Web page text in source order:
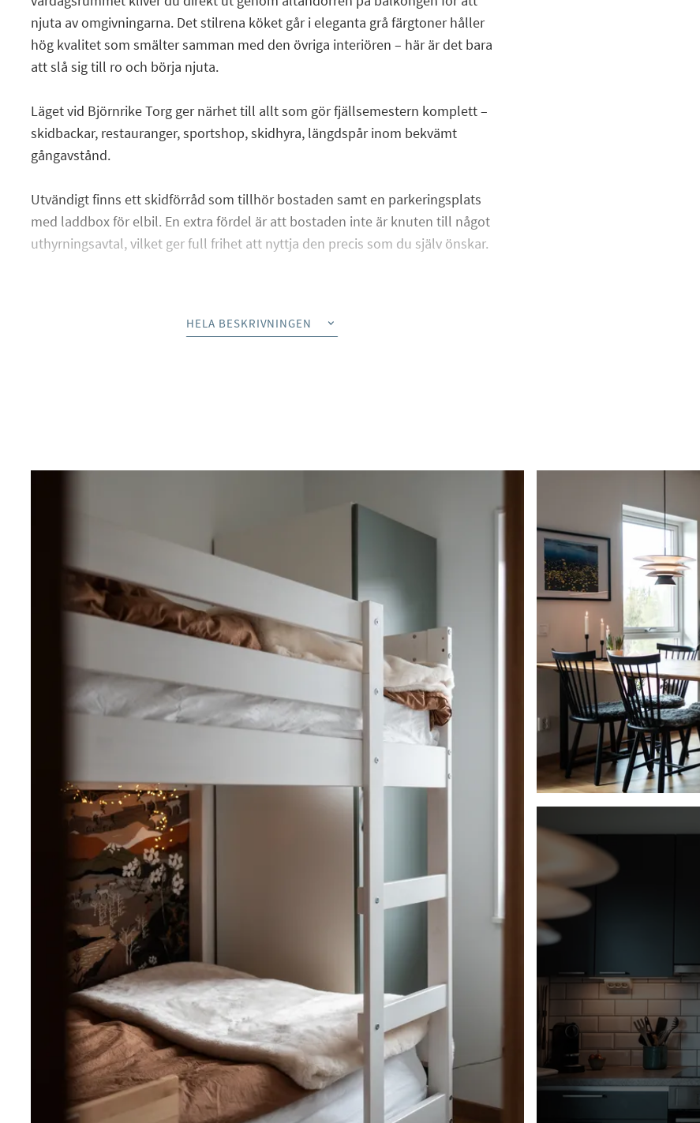
njuta av omgivningarna. Det stilrena köket går i eleganta grå färgtoner håller
hög kvalitet som smälter samman med den övriga interiören – här är det bara
att slå sig till ro och börja njuta.
Läget vid Björnrike Torg ger närhet till allt som gör fjällsemestern komplett –
skidbackar, restauranger, sportshop, skidhyra, längdspår inom bekvämt
gångavstånd.
Utvändigt finns ett skidförråd som tillhör bostaden samt en parkeringsplats
med laddbox för elbil. En extra fördel är att bostaden inte är knuten till något
uthyrningsavtal, vilket ger full frihet att nyttja den precis som du själv önskar.
överenskommelse om priset utöver överenskommen köpeskillingen av
Från entrédörren kliver du in till en funktionell hall med klinker på golvet och
gott om plats för avhängning. Storstuga och sovrum har ett trestavigt
ekparkettgolv. Till höger finns första sovrummet, inredd med en våningssäng
samt garderob. Vidare genom hallen kommer en klädkammare och
teknikrum med värmepump samt torkskåp. Badrummet är helkaklat och
utrustat med badrumskommod, wc, dusch, kombinerad tvättmaskin- och
torktumlare samt handdukstork. Här finns också en bastu med ångfunktion
att avnjuta efter en heldag i backen.
Lägenheten har en social och öppen planlösning mellan vardagsrum och
kök. Köket är utrustat med ugn, nybyggd köksfläkt med utblås i fasad,
induktionshäll, inbyggd mikro, diskmaskin och en ny extra stor kombinerad
kyl och frys. Intill köket finns en matgrupp för sex till åtta personer. Från
vardagsrummet når du också lägenhetens balkong som har ett optimalt läge
med sol från lunchtid nästan ända fram till solnedgång. Master bedroom är
ett rymligt sovrum med mörk träpanel som fondvägg, möblerat med en
dubbelsäng och ett skrivbord. Här kan du vakna med utsikt mot Sonfjället!
I lägenheten finns också en separat bodel som är inredd som en egen
lägenhet. Även här finns en funktionell hall med plats för förvaring och ett
helkaklat badrum inrett med tvättställskommod, wc och dusch. Vidare in i
det stora rummet finns en dubbelsäng, fondvägg i ljusare träpanel och
härliga fönsterpartier som ger gott om ljusinsläpp. Dessutom finns det ett
pentry i rummet utrustat med tvåplattors induktionshäll, mikro, köksfläkt,
kylskåp och diskho.
HELA BESKRIVNINGEN